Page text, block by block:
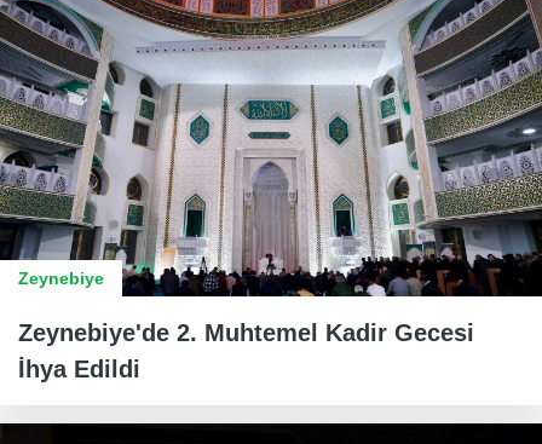
Zeynebiye
Zeynebiye'de 2. Muhtemel Kadir Gecesi
İhya Edildi